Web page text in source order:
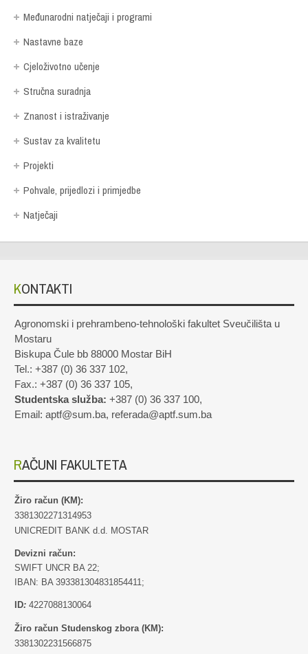
Međunarodni natječaji i programi
Nastavne baze
Cjeloživotno učenje
Stručna suradnja
Znanost i istraživanje
Sustav za kvalitetu
Projekti
Pohvale, prijedlozi i primjedbe
Natječaji
KONTAKTI
Agronomski i prehrambeno-tehnološki fakultet Sveučilišta u
Mostaru
Biskupa Čule bb 88000 Mostar BiH
Tel.: +387 (0) 36 337 102,
Fax.: +387 (0) 36 337 105,
Studentska služba: +387 (0) 36 337 100,
Email: aptf@sum.ba, referada@aptf.sum.ba
RAČUNI FAKULTETA
Žiro račun (KM):
3381302271314953
UNICREDIT BANK d.d. MOSTAR
Devizni račun:
SWIFT UNCR BA 22;
IBAN: BA 393381304831854411;
ID: 4227088130064
Žiro račun Studenskog zbora (KM):
3381302231566875